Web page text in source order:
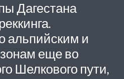
Дагестана
альпийским и
еще во
Шелкового пути,